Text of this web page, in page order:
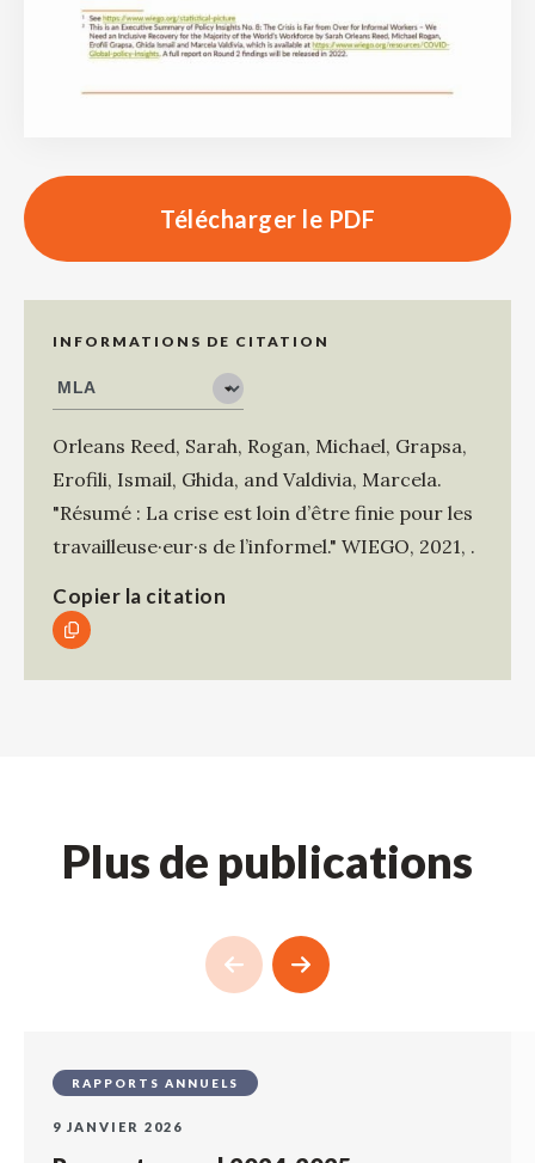
Télécharger le PDF
INFORMATIONS DE CITATION
Orleans Reed, Sarah, Rogan, Michael, Grapsa,
Erofili, Ismail, Ghida, and Valdivia, Marcela.
"Résumé : La crise est loin d’être finie pour les
travailleuse·eur·s de l’informel." WIEGO, 2021, .
Copier la citation
Plus de publications
RAPPORTS ANNUELS
9 JANVIER 2026